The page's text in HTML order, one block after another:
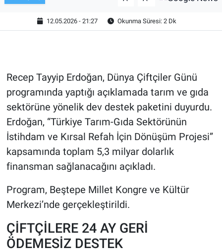
12.05.2026 - 21:27 Okunma Süresi: 2 Dk
Recep Tayyip Erdoğan, Dünya Çiftçiler Günü
programında yaptığı açıklamada tarım ve gıda
sektörüne yönelik dev destek paketini duyurdu.
Erdoğan, “Türkiye Tarım-Gıda Sektörünün
İstihdam ve Kırsal Refah İçin Dönüşüm Projesi”
kapsamında toplam 5,3 milyar dolarlık
finansman sağlanacağını açıkladı.
Program, Beştepe Millet Kongre ve Kültür
Merkezi’nde gerçekleştirildi.
ÇİFTÇİLERE 24 AY GERİ
ÖDEMESİZ DESTEK
ASAYİŞ
EĞİTİM
ÇEVRE
HABERDE İNSAN
POLİTİKA
SPOR
MAGAZİN
Bilim, Teknoloji